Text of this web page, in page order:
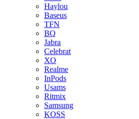
Haylou
Baseus
TFN
BQ
Jabra
Celebrat
XO
Realme
InPods
Usams
Ritmix
Samsung
KOSS